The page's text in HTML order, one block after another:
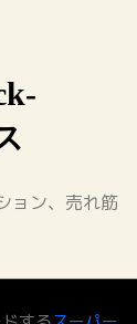
ョン、売れ筋